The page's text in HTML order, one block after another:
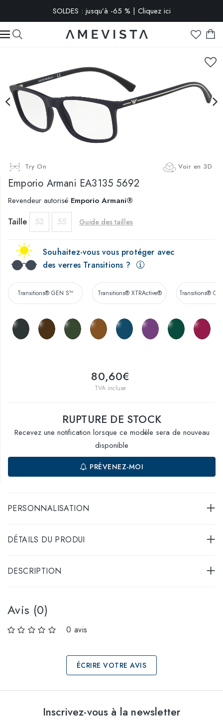
SOLDES : jusqu’à -65 % | Cliquez ici
-10% extra sur toutes les lunettes avec verres correcteurs | Code
: VISION10
Try On Voir en 3D
Emporio Armani EA3135 5692
Revendeur autorisé Emporio Armani®
Taille 53 55 Guide des tailles
Souhaitez-vous vous protéger avec
des verres Transitions ?
Transitions® GEN S™ Transitions® XTRActive® Transitions®
80,60€
TVA incluse
RUPTURE DE STOCK
Recevez une notification lorsque ce modèle sera de nouveau
disponible
PRÉVENEZ-MOI
PERSONNALISATION
DÉTAILS DU PRODUI
DESCRIPTION
Avis (0)
0 avis
ÉCRIRE VOTRE AVIS
Sélectionnez lesInscrivez-vous à la newsletter